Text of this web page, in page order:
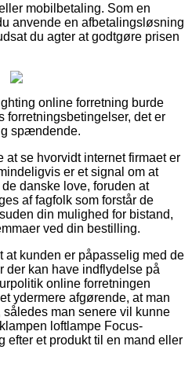
mobilbetaling. Som en
anvende en afbetalingsløsning
du agter at godtgøre prisen
online forretning burde
forretningsbetingelser, det er
spændende.
se hvorvidt internet firmaet er
er et signal om at
danske love, foruden at
af fagfolk som forstår de
din mulighed for bistand,
ved din bestilling.
kunden er påpasselig med de
der kan have indflydelse på
online forretningen
ydermere afgørende, at man
man senere vil kunne
loftlampe Focus-
efter et produkt til en mand eller